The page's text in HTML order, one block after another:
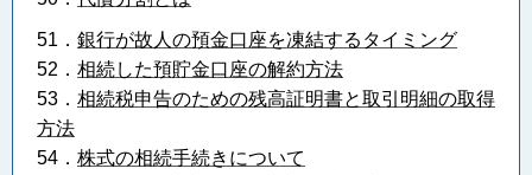
51． 銀行が故人の預金口座を凍結するタイミング
52． 相続した預貯金口座の解約方法
53． 相続税申告のための残高証明書と取引明細の取得
方法
54． 株式の相続手続きについて